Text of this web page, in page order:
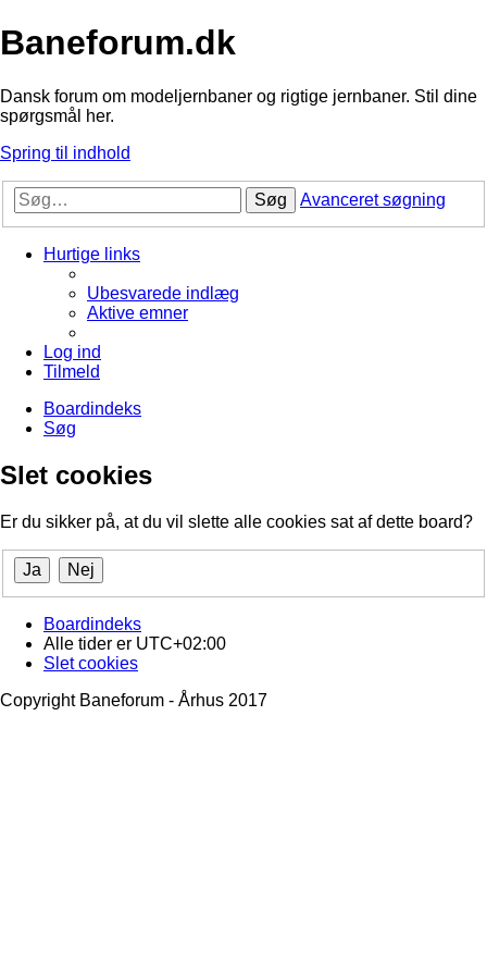
Baneforum.dk
Dansk forum om modeljernbaner og rigtige jernbaner. Stil dine
spørgsmål her.
Spring til indhold
Søg Avanceret søgning
Hurtige links
Ubesvarede indlæg
Aktive emner
Log ind
Tilmeld
Boardindeks
Søg
Slet cookies
Er du sikker på, at du vil slette alle cookies sat af dette board?
Boardindeks
Alle tider er UTC+02:00
Slet cookies
Copyright Baneforum - Århus 2017